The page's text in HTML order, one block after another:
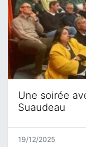
Une soirée
Suaudeau
19/12/2025